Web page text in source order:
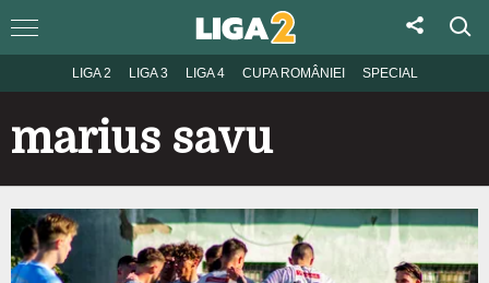
LIGA 2 LIGA 3 LIGA 4 CUPA ROMÂNIEI SPECIAL
marius savu